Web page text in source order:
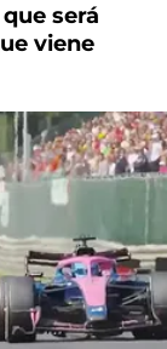
será
viene